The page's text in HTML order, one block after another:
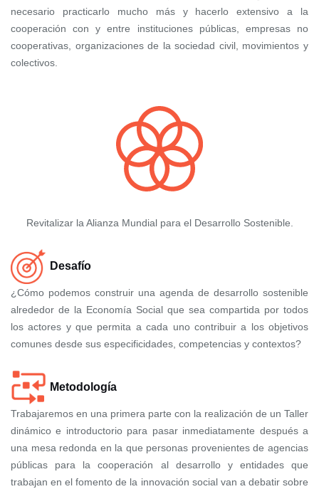
necesario practicarlo mucho más y hacerlo extensivo a la
cooperación con y entre instituciones públicas, empresas no
cooperativas, organizaciones de la sociedad civil, movimientos y
colectivos.
Revitalizar la Alianza Mundial para el Desarrollo Sostenible.
Desafío
¿Cómo podemos construir una agenda de desarrollo sostenible
alrededor de la Economía Social que sea compartida por todos
los actores y que permita a cada uno contribuir a los objetivos
comunes desde sus especificidades, competencias y contextos?
Metodología
Trabajaremos en una primera parte con la realización de un Taller
dinámico e introductorio para pasar inmediatamente después a
una mesa redonda en la que personas provenientes de agencias
públicas para la cooperación al desarrollo y entidades que
trabajan en el fomento de la innovación social van a debatir sobre